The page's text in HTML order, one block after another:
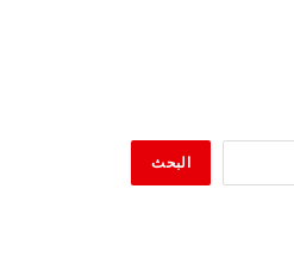
البحث